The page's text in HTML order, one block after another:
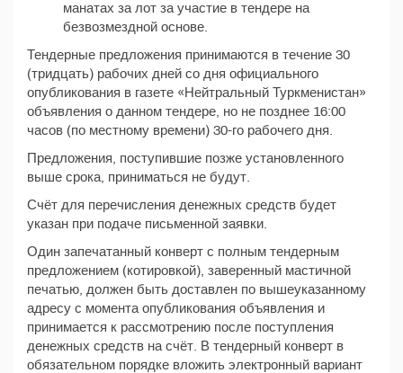
манатах за лот за участие в тендере на
безвозмездной основе.
Тендерные предложения принимаются в течение 30
(тридцать) рабочих дней со дня официального
опубликования в газете «Нейтральный Туркменистан»
объявления о данном тендере, но не позднее 16:00
часов (по местному времени) 30-го рабочего дня.
Предложения, поступившие позже установленного
выше срока, приниматься не будут.
Счёт для перечисления денежных средств будет
указан при подаче письменной заявки.
Один запечатанный конверт с полным тендерным
предложением (котировкой), заверенный мастичной
печатью, должен быть доставлен по вышеуказанному
адресу с момента опубликования объявления и
принимается к рассмотрению после поступления
денежных средств на счёт. В тендерный конверт в
обязательном порядке вложить электронный вариант